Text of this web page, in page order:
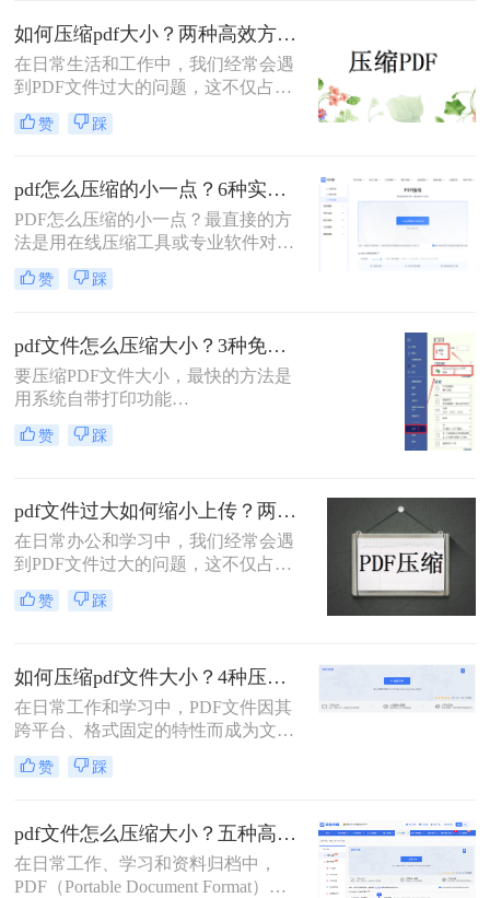
解操作步骤，您可根据文件数量、压
缩质量要求和隐私需求快速选择最合
适的方法。
如何压缩pdf大小？两种高效方法详解！
在日常生活和工作中，我们经常会遇
到PDF文件过大的问题，这不仅占用
了大量的存储空间，还降低了文件的
传输效率。因此，掌握几种有效的
何压缩pdf大小呢？本文将介绍两种常
用的PDF压缩方法，以帮助您更好地
压缩PDF文件。
赞 踩
pdf怎么压缩的小一点？6种实用方法详解（2026最新）
PDF怎么压缩的小一点？最直接的方
法是用在线压缩工具或专业软件对
PDF文件进行重新编码和优化，通过
降低图片分辨率、压缩内嵌字体、去
可读的前提下将文件体积缩小到原来
的10%~50%。
赞 踩
pdf文件怎么压缩大小？3种免费+1种专业方法全攻略（附决策表）！
要压缩PDF文件大小，最快的方法是
用系统自带打印功能
（Windows/macOS均支持）或在线免
费工具（如PDFmao、转转大师）直
业软件「转转大师PDF转换器」——
它支持自定义压缩等级、图片重采
样，且完全本地处理，安全无广告。
的需求，然后逐一详解每种方法的具
赞 踩
pdf文件过大如何缩小上传？两种缩小并上传的有效方法!
在日常办公和学习中，我们经常会遇
到PDF文件过大的问题，这不仅占用
了大量的存储空间，还影响了文件的
上传速度和分享效率。那么pdf文件过
松解决PDF文件过大的问题。
赞 踩
如何压缩pdf文件大小？4种压缩方法详解！
在日常工作和学习中，PDF文件因其
跨平台、格式固定的特性而成为文档
交换的首选格式。然而，过大的PDF
文件常常带来诸多不便，无论是通过
存储在有限的设备空间中，都会遇到
限制。因此，掌握如何压缩pdf文件大
小的技能显得至关重要。
赞 踩
pdf文件怎么压缩大小？五种高效方法全面解析与实战！
在日常工作、学习和资料归档中，
PDF（Portable Document Format）因